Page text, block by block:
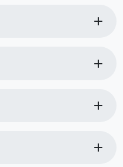
add
add
add
add